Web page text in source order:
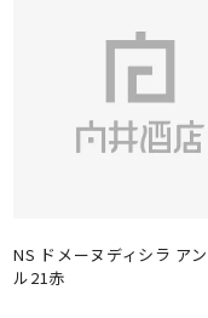
NS ドメーヌディシラ ア
ル21赤